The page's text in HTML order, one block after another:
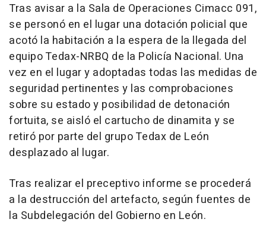
Tras avisar a la Sala de Operaciones Cimacc 091,
se personó en el lugar una dotación policial que
acotó la habitación a la espera de la llegada del
equipo Tedax-NRBQ de la Policía Nacional. Una
vez en el lugar y adoptadas todas las medidas de
seguridad pertinentes y las comprobaciones
sobre su estado y posibilidad de detonación
fortuita, se aisló el cartucho de dinamita y se
retiró por parte del grupo Tedax de León
desplazado al lugar.
Tras realizar el preceptivo informe se procederá
a la destrucción del artefacto, según fuentes de
la Subdelegación del Gobierno en León.